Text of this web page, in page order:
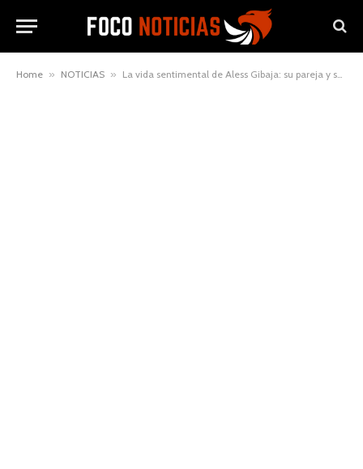
Home » NOTICIAS » La vida sentimental de Aless Gibaja: su pareja y su lado más personal